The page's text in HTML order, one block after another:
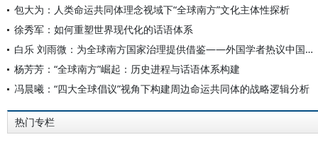
包大为：人类命运共同体理念视域下“全球南方”文化主体性探析
徐秀军：如何重塑世界现代化的话语体系
白乐 刘雨微：为全球南方国家治理提供借鉴——外国学者热议中国共产党治理经验
杨芳芳：“全球南方”崛起：历史进程与话语体系构建
冯晨曦：“四大全球倡议”视角下构建周边命运共同体的战略逻辑分析
热门专栏